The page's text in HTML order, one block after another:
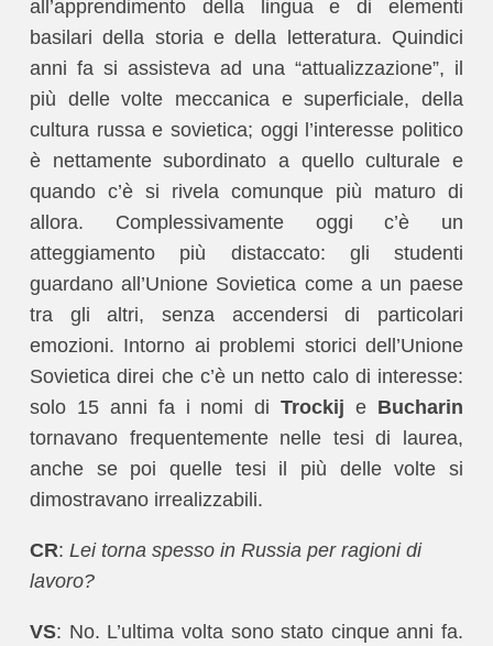
all’apprendimento della lingua e di elementi
basilari della storia e della letteratura. Quindici
anni fa si assisteva ad una “attualizzazione”, il
più delle volte meccanica e superficiale, della
cultura russa e sovietica; oggi l’interesse politico
è nettamente subordinato a quello culturale e
quando c’è si rivela comunque più maturo di
allora. Complessivamente oggi c’è un
atteggiamento più distaccato: gli studenti
guardano all’Unione Sovietica come a un paese
tra gli altri, senza accendersi di particolari
emozioni. Intorno ai problemi storici dell’Unione
Sovietica direi che c’è un netto calo di interesse:
solo 15 anni fa i nomi diTrockij e Bucharin
tornavano frequentemente nelle tesi di laurea,
anche se poi quelle tesi il più delle volte si
dimostravano irrealizzabili.
CR: Lei torna spesso in Russia per ragioni di
lavoro?
VS: No. L’ultima volta sono stato cinque anni fa.